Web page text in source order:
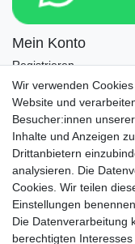
Mein Konto
Registrieren
Login
Newsletter
E-MAIL **
Newsletter
Honig
Hiermit bestätige ich, dass
Einwilligung kann ich
Wir verwenden
Website und
Besucher:innen
Inhalte und Anzeigen
Drittanbietern
analysieren. Die
Cookies. Wir teilen
Einstellungen benennen.
Die Datenverarbeitung
berechtigten